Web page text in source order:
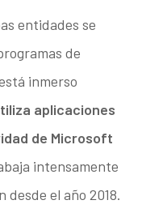
entidades se
de
inmerso
aplicaciones
de Microsoft
intensamente
el año 2018.